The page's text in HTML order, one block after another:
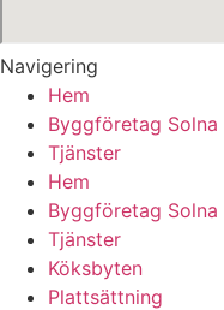
Navigering
Hem
Byggföretag Solna
Tjänster
Hem
Byggföretag Solna
Tjänster
Köksbyten
Plattsättning